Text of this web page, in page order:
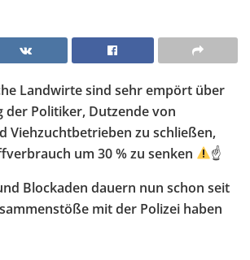
Landwirte sind sehr empört über
der Politiker, Dutzende von
Viehzuchtbetrieben zu schließen,
um 30 % zu senken
☝️
Blockaden dauern nun schon seit
mit der Polizei haben